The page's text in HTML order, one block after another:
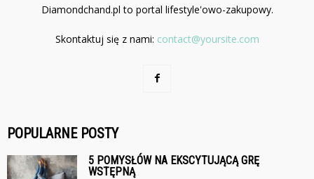
Diamondchand.pl to portal lifestyle'owo-zakupowy.
Skontaktuj się z nami: contact@yoursite.com
POPULARNE POSTY
5 POMYSŁÓW NA EKSCYTUJĄCĄ GRĘ
WSTĘPNĄ